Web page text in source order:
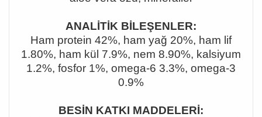
ANALİTİK BİLEŞENLER:
Ham protein 42%, ham yağ 20%, ham lif
1.80%, ham kül 7.9%, nem 8.90%, kalsiyum
1.2%, fosfor 1%, omega-6 3.3%, omega-3
0.9%
BESİN KATKI MADDELERİ: